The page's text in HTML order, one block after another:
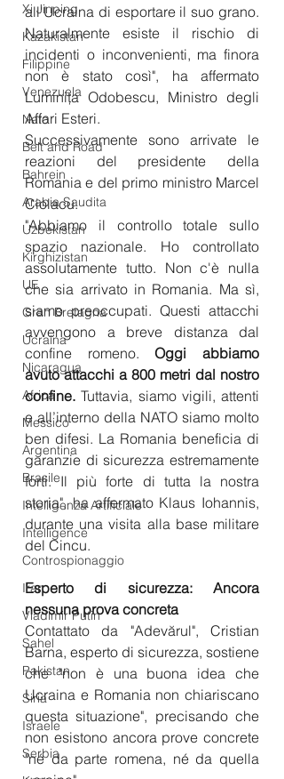
Xi Jinping
Kazakistan
Filippine
Venezuela
Nato
Belt and Road
Bahrein
Arabia Saudita
Uzbekistan
Kirghizistan
UE
Gran Bretagna
Ucraina
Nicaragua
Africa
Messico
Argentina
Brasile
Intelligenza Artificiale
Intelligence
Controspionaggio
Iran
Vladimir Putin
Sahel
Pakistan
Siria
Israele
Serbia
all'Ucraina di esportare il suo grano.
Naturalmente esiste il rischio di
incidenti o inconvenienti, ma finora
non è stato così", ha affermato
Luminița Odobescu, Ministro degli
Affari Esteri.
Successivamente sono arrivate le
reazioni del presidente della
Romania e del primo ministro Marcel
Ciolacu.
"Abbiamo il controllo totale sullo
spazio nazionale. Ho controllato
assolutamente tutto. Non c'è nulla
che sia arrivato in Romania. Ma sì,
siamo preoccupati. Questi attacchi
avvengono a breve distanza dal
confine romeno. Oggi abbiamo
avuto attacchi a 800 metri dal nostro
confine. Tuttavia, siamo vigili, attenti
e all’interno della NATO siamo molto
ben difesi. La Romania beneficia di
garanzie di sicurezza estremamente
forti. Il più forte di tutta la nostra
storia", ha affermato Klaus Iohannis,
durante una visita alla base militare
del Cincu.
Esperto di sicurezza: Ancora
nessuna prova concreta
Contattato da "Adevărul", Cristian
Barna, esperto di sicurezza, sostiene
che "non è una buona idea che
Ucraina e Romania non chiariscano
questa situazione", precisando che
non esistono ancora prove concrete
"né da parte romena, né da quella